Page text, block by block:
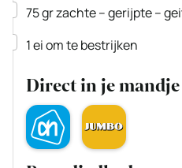
▢
75grzachte – gerijpte –
▢
1eiom te bestrijken
Direct in je